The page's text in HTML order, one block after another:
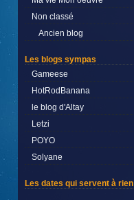
Non classé
Ancien blog
Les blogs sympas
Gameese
HotRodBanana
le blog d'Altay
Letzi
POYO
Solyane
Les dates qui servent à rien